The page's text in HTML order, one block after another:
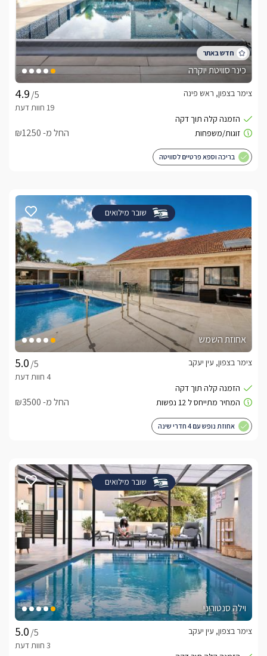
כינר סוויטת יוקרה
/5
צימר בצפון, ראש פינה
החל מ- ₪1250
בריכה וספא פרטיים לסוויטה
שובר מילואים
אחוזת השמש
/5
צימר בצפון, עין יעקב
החל מ- ₪3500
אחוזת נופש עם 4 חדרי שינה
שובר מילואים
וילה סנטוריני
/5
צימר בצפון, עין יעקב